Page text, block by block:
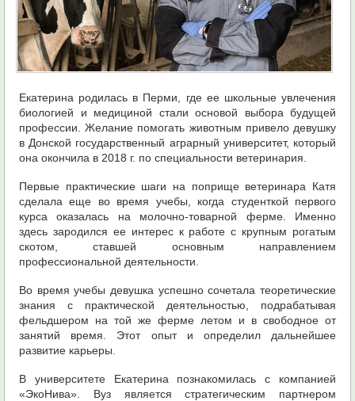
Екатерина родилась в Перми, где ее школьные увлечения
биологией и медициной стали основой выбора будущей
профессии. Желание помогать животным привело девушку
в Донской государственный аграрный университет, который
она окончила в 2018 г. по специальности ветеринария.
Первые практические шаги на поприще ветеринара Катя
сделала еще во время учебы, когда студенткой первого
курса оказалась на молочно-товарной ферме. Именно
здесь зародился ее интерес к работе с крупным рогатым
скотом, ставшей основным направлением
профессиональной деятельности.
Во время учебы девушка успешно сочетала теоретические
знания с практической деятельностью, подрабатывая
фельдшером на той же ферме летом и в свободное от
занятий время. Этот опыт и определил дальнейшее
развитие карьеры.
В университете Екатерина познакомилась с компанией
«ЭкоНива». Вуз является стратегическим партнером